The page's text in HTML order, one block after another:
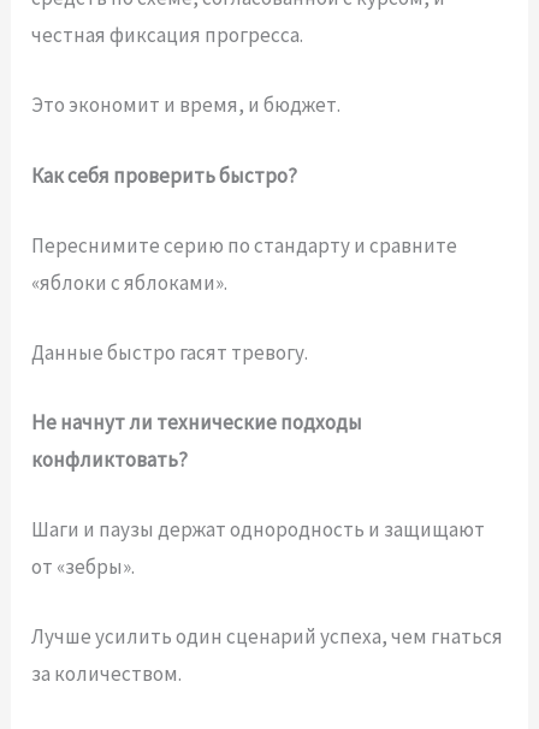
честная фиксация прогресса.
Это экономит и время, и бюджет.
Как себя проверить быстро?
Переснимите серию по стандарту и сравните
«яблоки с яблоками».
Данные быстро гасят тревогу.
Не начнут ли технические подходы
конфликтовать?
Шаги и паузы держат однородность и защищают
от «зебры».
Лучше усилить один сценарий успеха, чем гнаться
за количеством.